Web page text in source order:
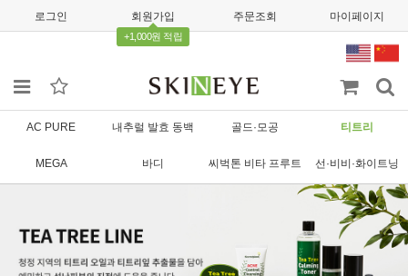
로그인 회원가입
+1,000원 적립
주문조회 마이페이지
AC PURE 내추럴 발효 동백 골드·모공 티트리
MEGA 바디 씨벅톤 비타 프루트 선·비비·화이트닝